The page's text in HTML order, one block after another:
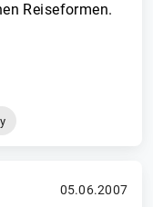
Reiseformen.
05.06.2007